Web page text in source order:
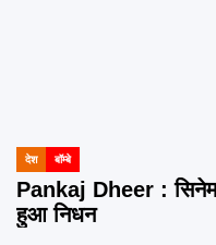
POSTED
IN
देश बॉम्बे
Pankaj Dheer :
हुआ निधन